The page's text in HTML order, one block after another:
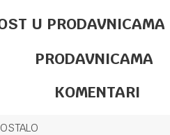
PRODAVNICAMA
KOMENTARI
OSTALO